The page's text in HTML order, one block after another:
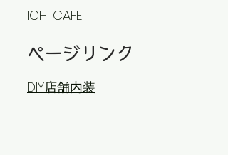
ICHI CAFE
ページリンク
DIY店舗内装